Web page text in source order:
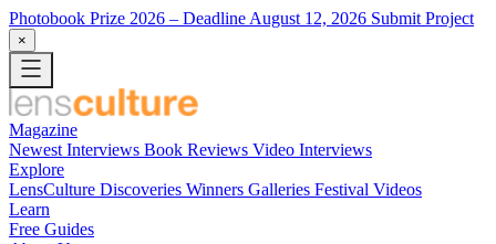
Photobook Prize 2026 – Deadline August 12, 2026 Submit Project
×
Magazine
Newest Interviews Book Reviews Video Interviews
Explore
LensCulture Discoveries Winners Galleries Festival Videos
Learn
Free Guides